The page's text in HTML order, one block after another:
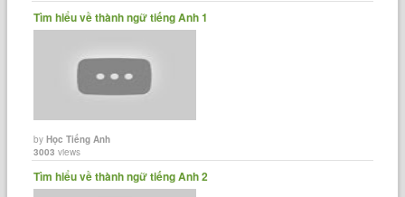
Tìm hiểu về thành ngữ tiếng Anh 1
byHọc Tiếng Anh
3003 views
Tìm hiểu về thành ngữ tiếng Anh 2